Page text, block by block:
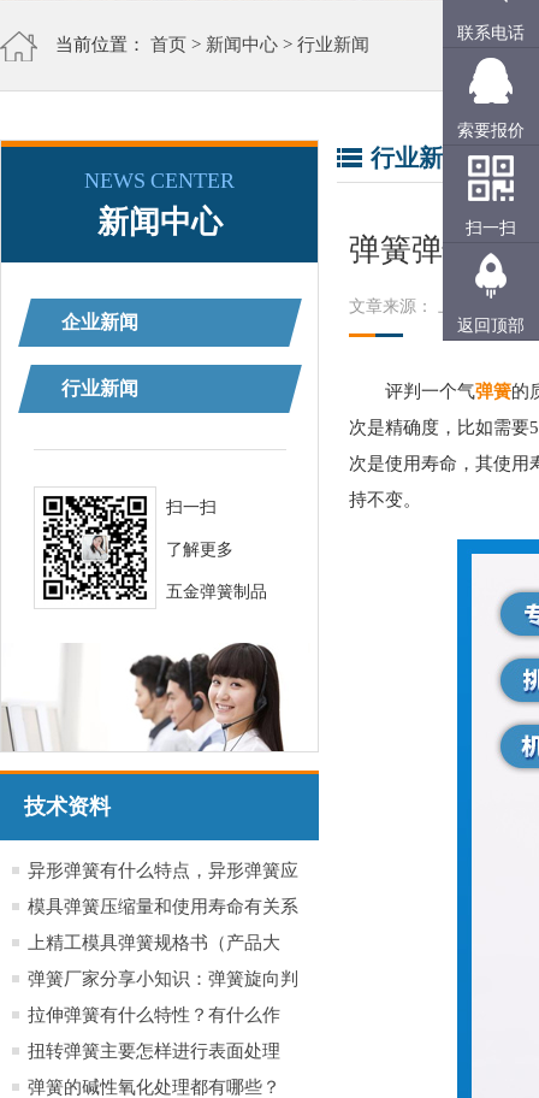
当前位置： 首页 > 新闻中心 > 行业新闻
NEWS CENTER
新闻中心
企业新闻
行业新闻
扫一扫
了解更多
五金弹簧制品
技术资料
异形弹簧有什么特点，异形弹簧应
用于哪些行业产品
模具弹簧压缩量和使用寿命有关系
吗？
上精工模具弹簧规格书（产品大
全）
弹簧厂家分享小知识：弹簧旋向判
定方法小知识
拉伸弹簧有什么特性？有什么作
用？
扭转弹簧主要怎样进行表面处理
弹簧的碱性氧化处理都有哪些？
行业新闻
弹簧弹性好
文章来源： 上精工
评判一个气弹簧的
次是精确度，比如需要
次是使用寿命，其使用
持不变。
联系电话
索要报价
扫一扫
返回顶部